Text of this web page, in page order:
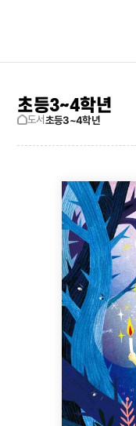
초등3~4학년
도서초등3~4학년